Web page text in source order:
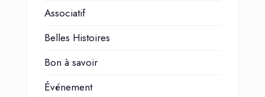
Associatif
Belles Histoires
Bon à savoir
Événement